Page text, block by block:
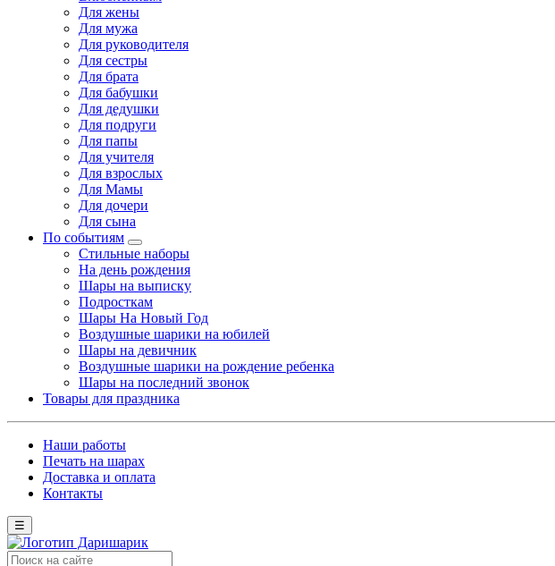
Для жены
Для мужа
Для руководителя
Для сестры
Для брата
Для бабушки
Для дедушки
Для подруги
Для папы
Для учителя
Для взрослых
Для Мамы
Для дочери
Для сына
По событиям
Стильные наборы
На день рождения
Шары на выписку
Подросткам
Шары На Новый Год
Воздушные шарики на юбилей
Шары на девичник
Воздушные шарики на рождение ребенка
Шары на последний звонок
Товары для праздника
Наши работы
Печать на шарах
Доставка и оплата
Контакты
☰